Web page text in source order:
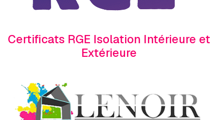
Certificats RGE Isolation Intérieure et
Extérieure